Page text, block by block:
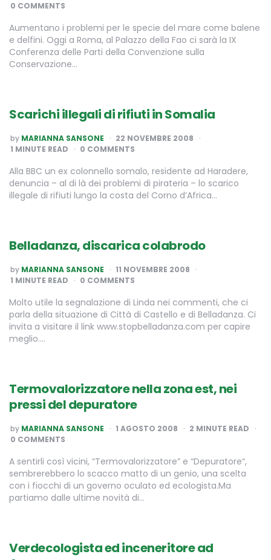
0 COMMENTS
Aumentano i problemi per le specie del mare come balene
e delfini. Oggi a Roma, al Palazzo della Fao ci sarà la IX
Conferenza delle Parti della Convenzione sulla
Conservazione…
Scarichi illegali di rifiuti in Somalia
POSTED
BY
by MARIANNA SANSONE
22 NOVEMBRE 2008
1 MINUTE READ 0 COMMENTS
Alla BBC un ex colonnello somalo, residente ad Haradere,
denuncia – al di là dei problemi di pirateria – lo scarico
illegale di rifiuti lungo la costa del Corno d’Africa…
Belladanza, discarica colabrodo
POSTED
BY
by MARIANNA SANSONE
11 NOVEMBRE 2008
1 MINUTE READ 0 COMMENTS
Molto utile la segnalazione di Linda nei commenti, che ci
parla della situazione di Città di Castello e di Belladanza. Ci
invita a visitare il link www.stopbelladanza.com per capire
meglio….
Termovalorizzatore nella zona est, nei
pressi del depuratore
POSTED
BY
by MARIANNA SANSONE 1 AGOSTO 2008 2 MINUTE READ
0 COMMENTS
A sentirli così vicini, “Termovalorizzatore” e “Depuratore“,
sembrerebbero lo scacco matto di un genio, una scelta
con i fiocchi di un governo oculato ed ecologista.Ma
partiamo dalle ultime novità di…
Verdecologista ed inceneritore ad